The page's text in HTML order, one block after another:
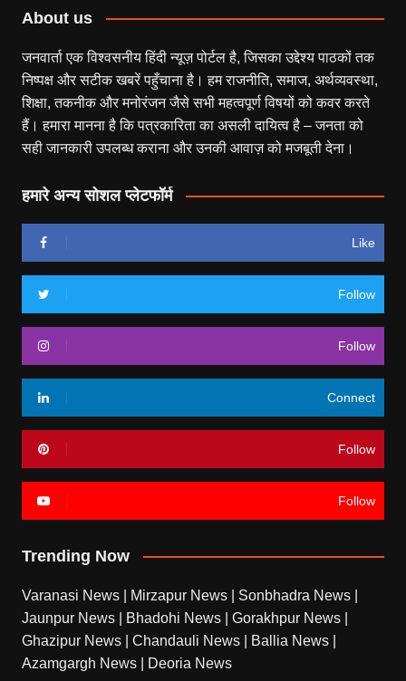
About us
जनवार्ता एक विश्वसनीय हिंदी न्यूज़ पोर्टल है, जिसका उद्देश्य पाठकों तक
निष्पक्ष और सटीक खबरें पहुँचाना है। हम राजनीति, समाज, अर्थव्यवस्था,
शिक्षा, तकनीक और मनोरंजन जैसे सभी महत्वपूर्ण विषयों को कवर करते
हैं। हमारा मानना है कि पत्रकारिता का असली दायित्व है – जनता को
सही जानकारी उपलब्ध कराना और उनकी आवाज़ को मजबूती देना।
हमारे अन्य सोशल प्लेटफॉर्म
Like
Follow
Follow
Connect
Follow
Follow
Trending Now
Varanasi News Mirzapur News Sonbhadra News
Jaunpur News
Bhadohi News Gorakhpur News
Ghazipur News
Chandauli News Ballia News
Azamgargh News
Deoria News